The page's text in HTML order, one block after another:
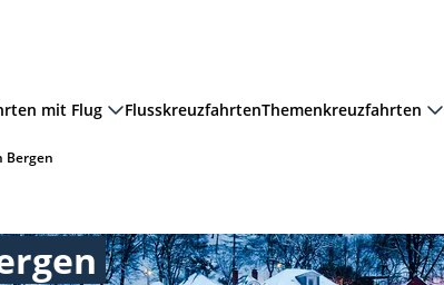
mit Flug FlusskreuzfahrtenThemenkreuzfahrten
Bergen